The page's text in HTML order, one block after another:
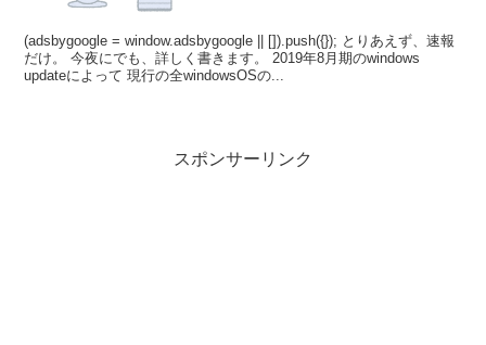
kb4512508 kb4511553
kb4515501 kb4512516
(adsbygoogle = window.adsbygoogle || []).push({}); とりあえず、速報
だけ。 今夜にでも、詳しく書きます。 2019年8月期のwindows
updateによって 現行の全windowsOSの...
スポンサーリンク